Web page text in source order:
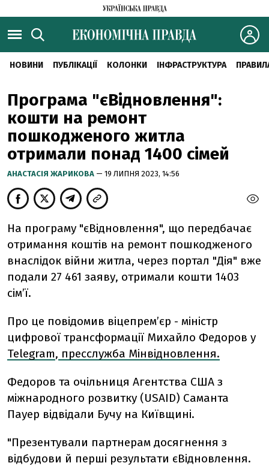
НОВИНИ ПУБЛІКАЦІЇ КОЛОНКИ ІНФРАСТРУКТУРА
Програма "єВідновлення":
кошти на ремонт
пошкодженого житла
отримали понад 1400 сімей
АНАСТАСІЯ ЖАРИКОВА — 19 ЛИПНЯ 2023, 14:56
На програму "єВідновлення", що передбачає
отримання коштів на ремонт пошкодженого
внаслідок війни житла, через портал "Дія" вже
подали 27 461 заяву, отримали кошти 1403
сім’ї.
Про це повідомив віцепрем’єр - міністр
цифрової трансформації Михайло Федоров у
Telegram, пресслужба Мінвідновлення.
Федоров та очільниця Агентства США з
міжнародного розвитку (USAID) Саманта
Пауер відвідали Бучу на Київщині.
"Презентували партнерам досягнення з
відбудови й перші результати єВідновлення.